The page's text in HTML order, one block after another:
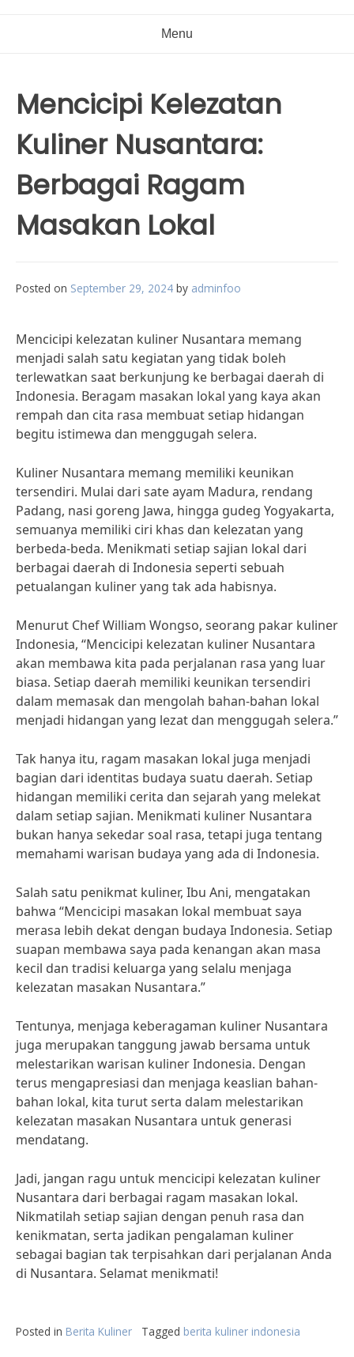
Menu
Mencicipi Kelezatan
Kuliner Nusantara:
Berbagai Ragam
Masakan Lokal
Posted on September 29, 2024 by adminfoo
Mencicipi kelezatan kuliner Nusantara memang
menjadi salah satu kegiatan yang tidak boleh
terlewatkan saat berkunjung ke berbagai daerah di
Indonesia. Beragam masakan lokal yang kaya akan
rempah dan cita rasa membuat setiap hidangan
begitu istimewa dan menggugah selera.
Kuliner Nusantara memang memiliki keunikan
tersendiri. Mulai dari sate ayam Madura, rendang
Padang, nasi goreng Jawa, hingga gudeg Yogyakarta,
semuanya memiliki ciri khas dan kelezatan yang
berbeda-beda. Menikmati setiap sajian lokal dari
berbagai daerah di Indonesia seperti sebuah
petualangan kuliner yang tak ada habisnya.
Menurut Chef William Wongso, seorang pakar kuliner
Indonesia, “Mencicipi kelezatan kuliner Nusantara
akan membawa kita pada perjalanan rasa yang luar
biasa. Setiap daerah memiliki keunikan tersendiri
dalam memasak dan mengolah bahan-bahan lokal
menjadi hidangan yang lezat dan menggugah selera.”
Tak hanya itu, ragam masakan lokal juga menjadi
bagian dari identitas budaya suatu daerah. Setiap
hidangan memiliki cerita dan sejarah yang melekat
dalam setiap sajian. Menikmati kuliner Nusantara
bukan hanya sekedar soal rasa, tetapi juga tentang
memahami warisan budaya yang ada di Indonesia.
Salah satu penikmat kuliner, Ibu Ani, mengatakan
bahwa “Mencicipi masakan lokal membuat saya
merasa lebih dekat dengan budaya Indonesia. Setiap
suapan membawa saya pada kenangan akan masa
kecil dan tradisi keluarga yang selalu menjaga
kelezatan masakan Nusantara.”
Tentunya, menjaga keberagaman kuliner Nusantara
juga merupakan tanggung jawab bersama untuk
melestarikan warisan kuliner Indonesia. Dengan
terus mengapresiasi dan menjaga keaslian bahan-
bahan lokal, kita turut serta dalam melestarikan
kelezatan masakan Nusantara untuk generasi
mendatang.
Jadi, jangan ragu untuk mencicipi kelezatan kuliner
Nusantara dari berbagai ragam masakan lokal.
Nikmatilah setiap sajian dengan penuh rasa dan
kenikmatan, serta jadikan pengalaman kuliner
sebagai bagian tak terpisahkan dari perjalanan Anda
di Nusantara. Selamat menikmati!
Posted in Berita Kuliner Tagged berita kuliner indonesia